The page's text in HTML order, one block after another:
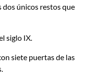
únicos restos que
siglo IX.
siete puertas de las